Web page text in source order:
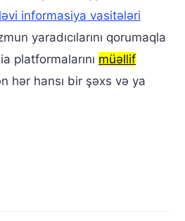
informasiya vasitələri
yaradıcılarını qorumaqla
platformalarını müəllif
hər hansı bir şəxs və ya